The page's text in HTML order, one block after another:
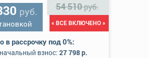
руб. 54 510руб.
« ВСЕ ВКЛЮЧЕНО »
в рассрочку под 0%:
взнос: 27 798 р.